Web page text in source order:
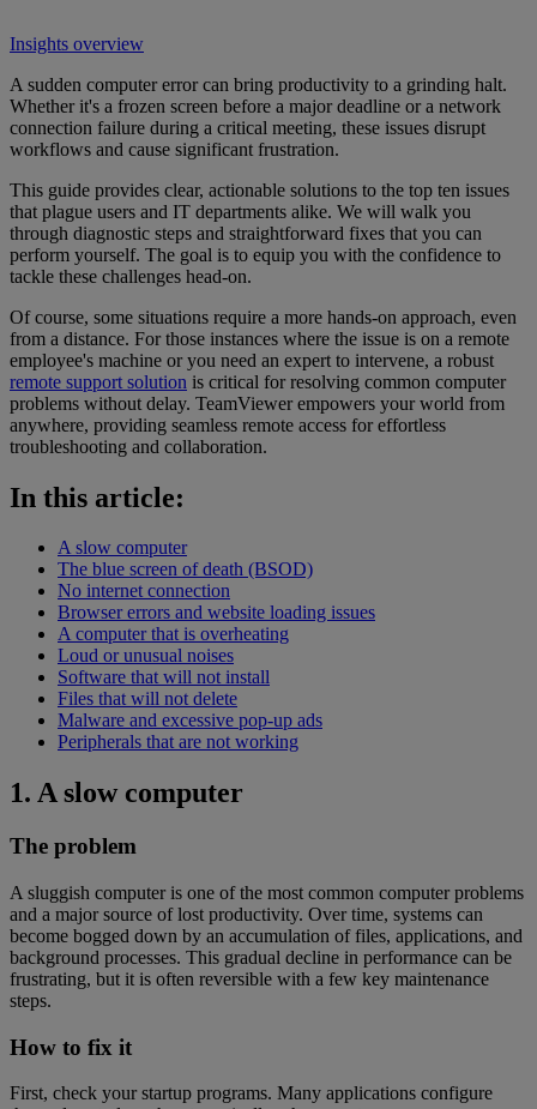
Insights overview
A sudden computer error can bring productivity to a grinding halt.
Whether it's a frozen screen before a major deadline or a network
connection failure during a critical meeting, these issues disrupt
workflows and cause significant frustration.
This guide provides clear, actionable solutions to the top ten issues
that plague users and IT departments alike. We will walk you
through diagnostic steps and straightforward fixes that you can
perform yourself. The goal is to equip you with the confidence to
tackle these challenges head-on.
Of course, some situations require a more hands-on approach, even
from a distance. For those instances where the issue is on a remote
employee's machine or you need an expert to intervene, a robust
remote support solution is critical for resolving common computer
problems without delay. TeamViewer empowers your world from
anywhere, providing seamless remote access for effortless
troubleshooting and collaboration.
In this article:
A slow computer
The blue screen of death (BSOD)
No internet connection
Browser errors and website loading issues
A computer that is overheating
Loud or unusual noises
Software that will not install
Files that will not delete
Malware and excessive pop-up ads
Peripherals that are not working
1. A slow computer
The problem
A sluggish computer is one of the most common computer problems
and a major source of lost productivity. Over time, systems can
become bogged down by an accumulation of files, applications, and
background processes. This gradual decline in performance can be
frustrating, but it is often reversible with a few key maintenance
steps.
How to fix it
First, check your startup programs. Many applications configure